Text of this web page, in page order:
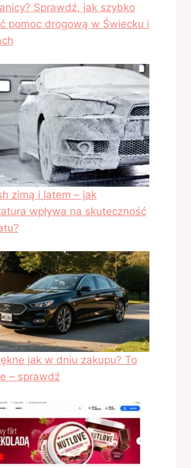
Sprawdź, jak szybko
pomoc drogową w Świecku i
zimą i latem – jak
wpływa na skuteczność
jak w dniu zakupu? To
– sprawdź